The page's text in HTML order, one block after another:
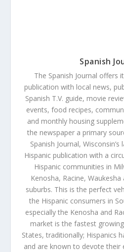
Spanish
The Spanish Journal offers
publication with local news,
Spanish T.V. guide, movie
events, food recipes,
and monthly housing
the newspaper a primary
Spanish Journal,
Hispanic publication with a
Hispanic communities in
Kenosha, Racine,
suburbs. This is the perfect
the Hispanic consumers in
especially the Kenosha and
market is the fastest
States, traditionally; Hispanics
and are known to devote their